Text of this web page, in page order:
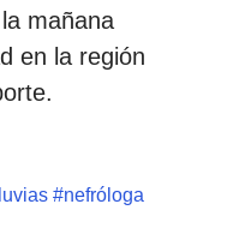
mañana
en la región
lluvias #nefróloga